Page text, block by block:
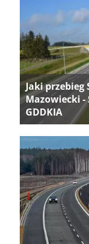
Jaki przebieg
Mazowiecki -
GDDKIA